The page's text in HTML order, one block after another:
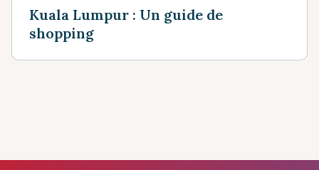
Kuala Lumpur : Un guide de
shopping